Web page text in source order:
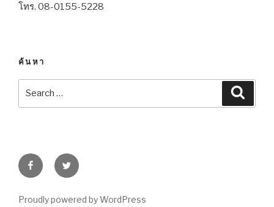
โทร. 08-0155-5228
ค้นหา
FacebookTwitter
Proudly powered by WordPress